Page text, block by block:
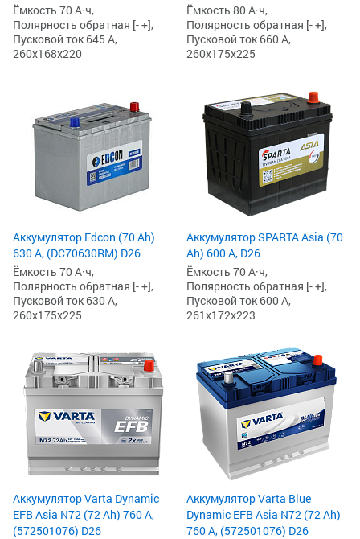
Ёмкость 70 А·ч,
Полярность обратная [- +],
Пусковой ток 645 А,
260x168x220
Ёмкость 80 А·ч,
Полярность обратная [- +],
Пусковой ток 660 А,
260x175x225
Аккумулятор Edcon (70 Ah)
630 А, (DC70630RM) D26
Ёмкость 70 А·ч,
Полярность обратная [- +],
Пусковой ток 630 А,
260x175x225
Аккумулятор SPARTA Asia (70
Ah) 600 А, D26
Ёмкость 70 А·ч,
Полярность обратная [- +],
Пусковой ток 600 А,
261x172x223
Аккумулятор Varta Dynamic
EFB Asia N72 (72 Ah) 760 А,
(572501076) D26
Аккумулятор Varta Blue
Dynamic EFB Asia N72 (72 Ah)
760 А, (572501076) D26